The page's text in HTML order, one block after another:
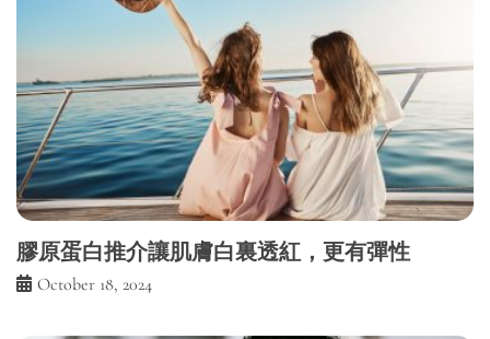
膠原蛋白推介讓肌膚白裏透紅，更有彈性
October 18, 2024